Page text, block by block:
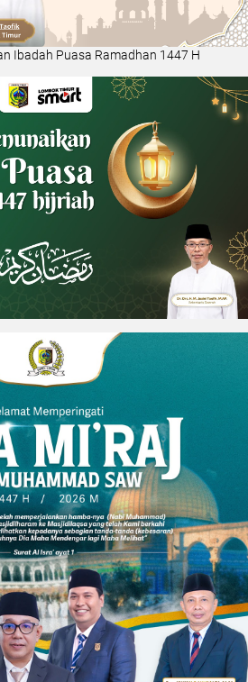
Ibadah Puasa Ramadhan 1447 H